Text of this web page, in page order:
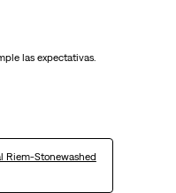
las expectativas.
Riem-Stonewashed